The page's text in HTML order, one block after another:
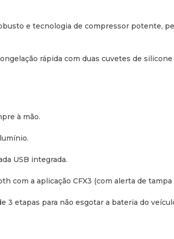
Frequência:50/60 Hz
Classificação Energética Antiga:
Extras e Logística
e tecnologia de compressor potente,
rápida com duas cuvetes de
à mão.
USB integrada.
com a aplicação CFX3 (com alerta de tampa
3 etapas para não esgotar a bateria do